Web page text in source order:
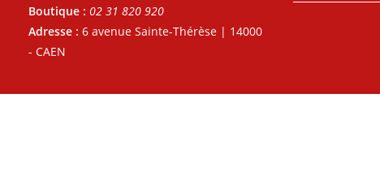
Boutique : 02 31 820 920
Adresse : 6 avenue Sainte-Thérèse | 14000
- CAEN